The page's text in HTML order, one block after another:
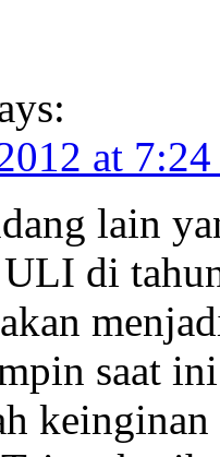
at 7:24
lain
di
saat